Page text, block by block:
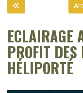
ECLAIRAGE
PROFIT DES
HÉLIPORTÉ